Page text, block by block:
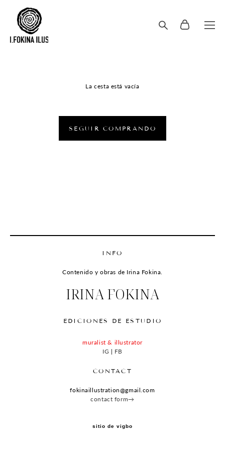
La cesta está vacía
SEGUIR COMPRANDO
INFO
Contenido y obras de Irina Fokina.
IRINA FOKINA
EDICIONES DE ESTUDIO
muralist & illustrator
IG | FB
CONTACT
fokinaillustration@gmail.com
contact form→
sitio de vigbo